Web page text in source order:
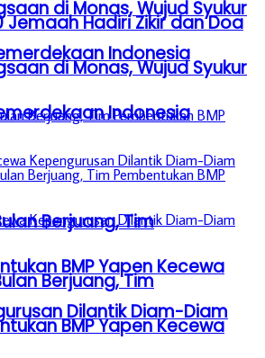
di Monas, Wujud Syukur
Indonesia
Berjuang, Tim
BMP Yapen Kecewa
Dilantik Diam-Diam
Jemaah Hadiri Zikir dan Doa
di Monas, Wujud Syukur
Indonesia
Berjuang, Tim
BMP Yapen Kecewa